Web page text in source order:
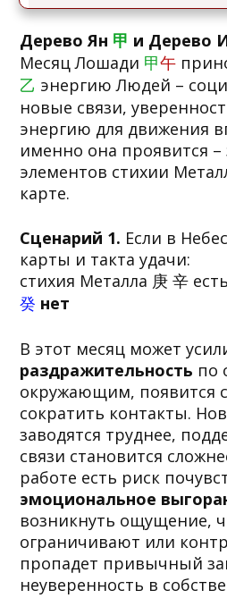
Дерево Ян 甲 и Дерево
Месяц Лошади 甲午
乙 энергию Людей –
новые связи,
энергию для движения
именно она проявится –
элементов стихии
карте.
Сценарий 1. Если в
карты и такта удачи:
стихия Металла 庚 辛
癸 нет
В этот месяц может
раздражительность по
окружающим, появится
сократить контакты.
заводятся труднее,
связи становится
работе есть риск
эмоциональное
возникнуть ощущение,
ограничивают или
пропадет привычный
неуверенность в